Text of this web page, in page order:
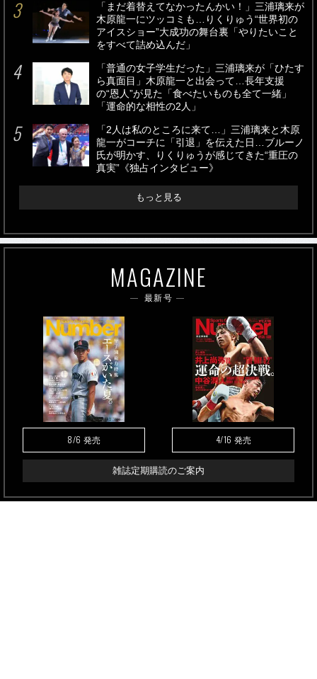
「まだ着替えてなかったんかい！」三浦璃来が
木原龍一にツッコミも…りくりゅう“世界初の
アイスショー”大成功の舞台裏「やりたいこと
をすべて詰め込んだ」
「普通の女子学生だった」三浦璃来が「ひたす
ら真面目」木原龍一と出会って…長年支援
の“恩人”が見た「食べたいものも全て一緒」
「運命的な相性の2人」
「2人は私のところに来て…」三浦璃来と木原
龍一がコーチに「引退」を伝えた日…ブルーノ
氏が明かす、りくりゅうが感じてきた“重圧の
真実”《独占インタビュー》
もっと見る
MAGAZINE
最新号
8/6 発売 4/16 発売
雑誌定期購読のご案内